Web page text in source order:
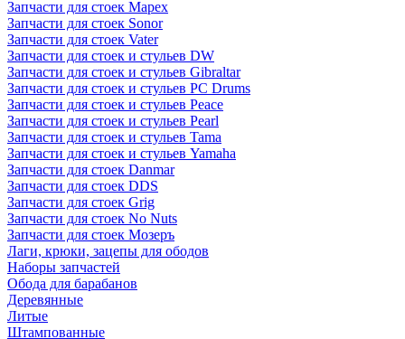
Запчасти для стоек Mapex
Запчасти для стоек Sonor
Запчасти для стоек Vater
Запчасти для стоек и стульев DW
Запчасти для стоек и стульев Gibraltar
Запчасти для стоек и стульев PC Drums
Запчасти для стоек и стульев Peace
Запчасти для стоек и стульев Pearl
Запчасти для стоек и стульев Tama
Запчасти для стоек и стульев Yamaha
Запчасти для стоек Danmar
Запчасти для стоек DDS
Запчасти для стоек Grig
Запчасти для стоек No Nuts
Запчасти для стоек Мозеръ
Лаги, крюки, зацепы для ободов
Наборы запчастей
Обода для барабанов
Деревянные
Литые
Штампованные